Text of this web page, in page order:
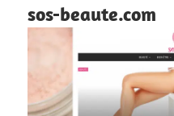
sos-beaute.com